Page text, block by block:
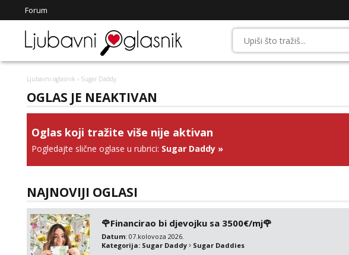
Forum
Ljubavni oglasnik › Sugar Daddy
OGLAS JE NEAKTIVAN
Oglas koji tražite više nije aktivan
Pogledajte slične oglase u rubrici: Sugar Daddy »
NAJNOVIJI OGLASI
🌹Financirao bi djevojku sa 3500€/mj🌹
Datum: 07.kolovoza 2026.
Kategorija: Sugar Daddy Sugar Daddies